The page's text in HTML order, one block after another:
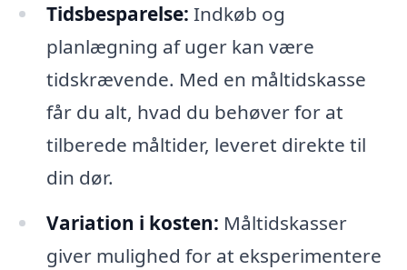
Tidsbesparelse: Indkøb og
planlægning af uger kan være
tidskrævende. Med en måltidskasse
får du alt, hvad du behøver for at
tilberede måltider, leveret direkte til
din dør.
Variation i kosten: Måltidskasser
giver mulighed for at eksperimentere